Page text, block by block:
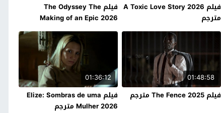
فيلم A Toxic Love Story 2026
مترجم
فيلم The Odyssey The
Making of an Epic 2026
مترجم
01:48:58
فيلم The Fence 2025 مترجم
01:36:12
فيلم Elize: Sombras de uma
Mulher 2026 مترجم